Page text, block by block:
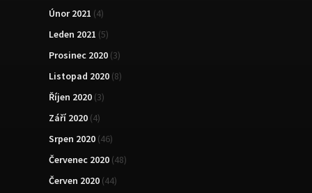
Únor 2021 (4)
Leden 2021 (5)
Prosinec 2020 (3)
Listopad 2020 (8)
Říjen 2020 (3)
Září 2020 (4)
Srpen 2020 (46)
Červenec 2020 (48)
Červen 2020 (44)